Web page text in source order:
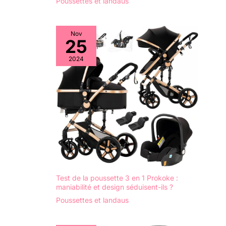
Nov
25
2024
Test de la poussette 3 en 1 Prokoke :
maniabilité et design séduisent-ils ?
Poussettes et landaus